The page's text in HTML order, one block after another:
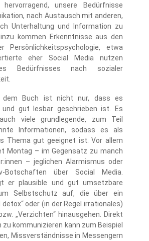
unsere Bedürfnisse
nach Austausch mit anderen,
Unterhaltung und Information zu
kommen Erkenntnisse aus den
Persönlichkeitspsychologie, etwa
eher Social Media nutzen
Bedürfnisses nach sozialer
dem Buch ist nicht nur, dass es
und gut lesbar geschrieben ist. Es
viele grundlegende, zum Teil
Informationen, sodass es als
Thema gut geeignet ist. Vor allem
Montag – im Gegensatz zu manch
– jeglichen Alarmismus oder
Botschaften über Social Media.
er plausible und gut umsetzbare
Selbstschutz auf, die über ein
detox“ oder (in der Regel irrationales)
„Verzichten“ hinausgehen. Direkt
kommunizieren kann zum Beispiel
Missverständnisse in Messengern